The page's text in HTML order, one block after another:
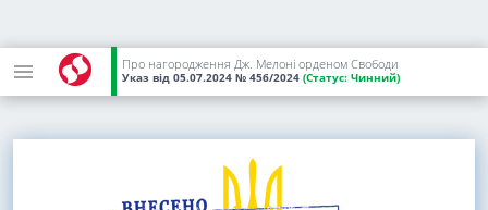
Про нагородження Дж. Мелоні орденом Свободи
Указ від 05.07.2024 № 456/2024 (Статус: Чинний)